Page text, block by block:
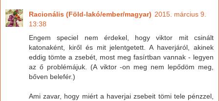
Racionális (Föld-lakó/ember/magyar) 2015. március 9.
13:38
Engem speciel nem érdekel, hogy viktor mit csinált
katonaként, kiről és mit jelentgetett. A haverjáról, akinek
eddig tömte a zsebét, most meg fasírtban vannak - legyen
az ő problémájuk. (A viktor -on meg nem lepődöm meg,
bőven belefér.)
Ami zavar, hogy miért a haverjai zsebeit tömi tele pénzzel,